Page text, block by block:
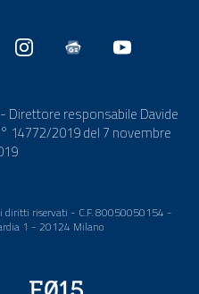
Direttore responsabile Davide
14772/2019 del 7 novembre
diritti riservati - C.F. 80050050154 -
1 - 20124 Milano